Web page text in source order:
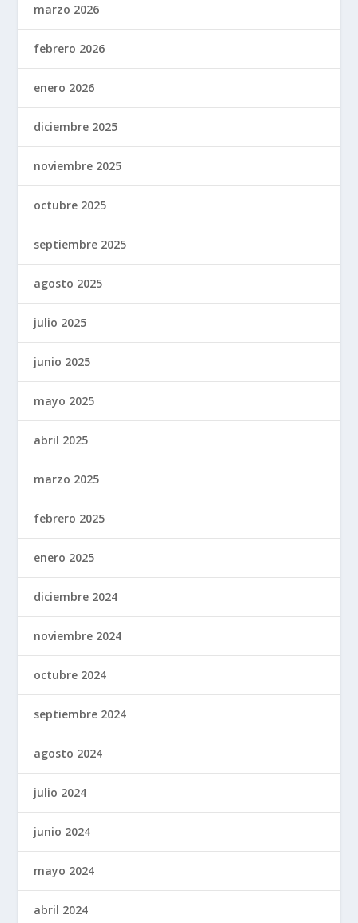
marzo 2026
febrero 2026
enero 2026
diciembre 2025
noviembre 2025
octubre 2025
septiembre 2025
agosto 2025
julio 2025
junio 2025
mayo 2025
abril 2025
marzo 2025
febrero 2025
enero 2025
diciembre 2024
noviembre 2024
octubre 2024
septiembre 2024
agosto 2024
julio 2024
junio 2024
mayo 2024
abril 2024